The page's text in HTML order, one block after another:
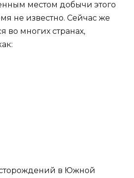
местом добычи этого
не известно. Сейчас же
во многих странах,
в Южной